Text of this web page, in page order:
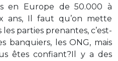
en Europe de 50.000 à
ans, Il faut qu’on mette
parties prenantes, c’est-
banquiers, les ONG, mais
êtes confiant?Il y a des